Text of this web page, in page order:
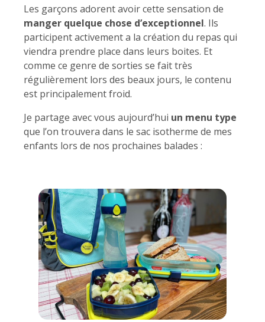
Les garçons adorent avoir cette sensation de
manger quelque chose d’exceptionnel. Ils
participent activement a la création du repas qui
viendra prendre place dans leurs boites. Et
comme ce genre de sorties se fait très
régulièrement lors des beaux jours, le contenu
est principalement froid.
Je partage avec vous aujourd’hui un menu type
que l’on trouvera dans le sac isotherme de mes
enfants lors de nos prochaines balades :